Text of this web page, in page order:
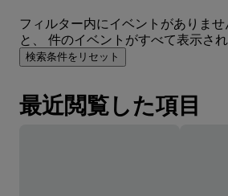
フィルター内にイベントがありま
と、 件のイベントがすべて表示され
検索条件をリセット
最近閲覧した項目